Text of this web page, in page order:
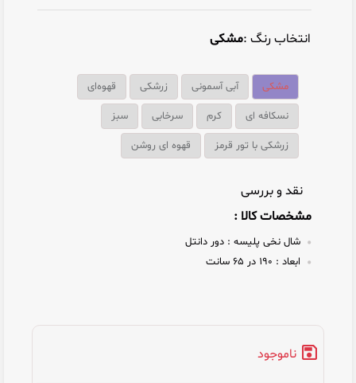
انتخاب رنگ :مشکی
مشکی آبی آسمونی زرشکی قهوه‌ای
نسکافه ای کرم سرخابی سبز
زرشکی با تور قرمز قهوه ای روشن
نقد و بررسی
مشخصات کالا :
شال نخی پلیسه : دور دانتل
ابعاد :
ناموجود